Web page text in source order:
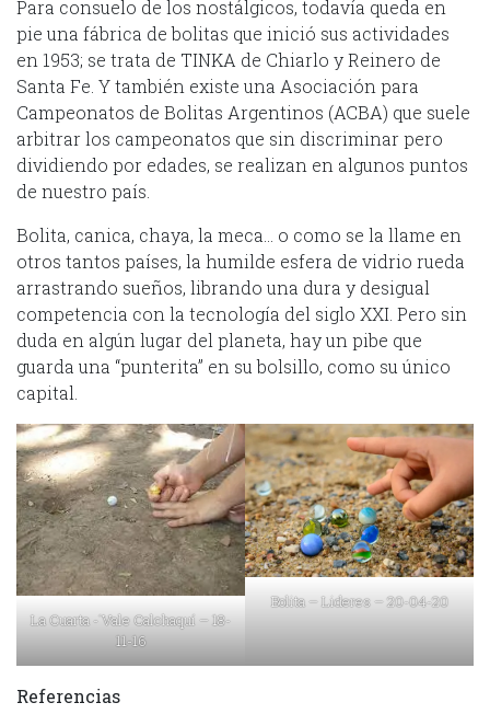
Para consuelo de los nostálgicos, todavía queda en
pie una fábrica de bolitas que inició sus actividades
en 1953; se trata de TINKA de Chiarlo y Reinero de
Santa Fe. Y también existe una Asociación para
Campeonatos de Bolitas Argentinos (ACBA) que suele
arbitrar los campeonatos que sin discriminar pero
dividiendo por edades, se realizan en algunos puntos
de nuestro país.
Bolita, canica, chaya, la meca… o como se la llame en
otros tantos países, la humilde esfera de vidrio rueda
arrastrando sueños, librando una dura y desigual
competencia con la tecnología del siglo XXI. Pero sin
duda en algún lugar del planeta, hay un pibe que
guarda una “punterita” en su bolsillo, como su único
capital.
La Cuarta -´Vale Calchaquí – 18-
11-16
Bolita – Lideres – 20-04-20
Referencias